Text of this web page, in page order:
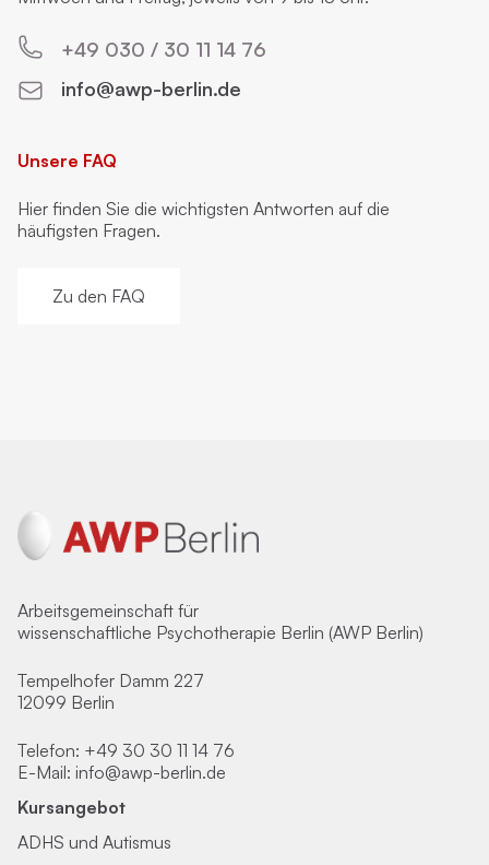
+49 030 / 30 11 14 76
info@awp-berlin.de
Unsere FAQ
Hier finden Sie die wichtigsten Antworten auf die
häufigsten Fragen.
Zu den FAQ
Arbeitsgemeinschaft für
wissenschaftliche Psychotherapie Berlin (AWP Berlin)
Tempelhofer Damm 227
12099 Berlin
Telefon: +49 30 30 11 14 76
E-Mail: info@awp-berlin.de
Kursangebot
ADHS und Autismus